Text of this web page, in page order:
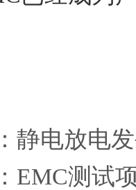
静电放电
EMC测试